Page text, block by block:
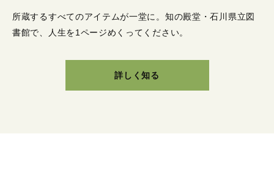
所蔵するすべてのアイテムが一堂に。 知の殿堂・石川県立図
書館で、人生を1ページめくってください。
詳しく知る